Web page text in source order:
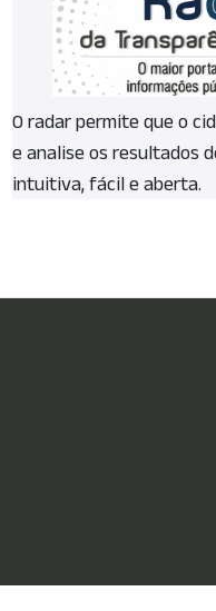
O radar permite que o
e analise os resultados
intuitiva, fácil e aberta.